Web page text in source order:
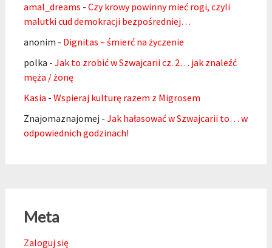
amal_dreams - Czy krowy powinny mieć rogi, czyli
malutki cud demokracji bezpośredniej…
anonim - Dignitas – śmierć na życzenie
polka - Jak to zrobić w Szwajcarii cz. 2… jak znaleźć
męża / żonę
Kasia - Wspieraj kulturę razem z Migrosem
Znajomaznajomej - Jak hałasować w Szwajcarii to… w
odpowiednich godzinach!
Meta
Zaloguj się